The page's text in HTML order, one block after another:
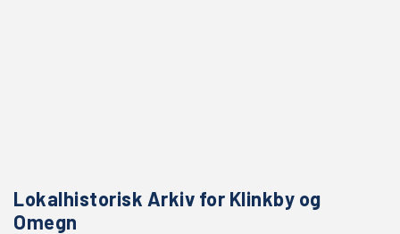
Lokalhistorisk Arkiv for Klinkby og
Omegn